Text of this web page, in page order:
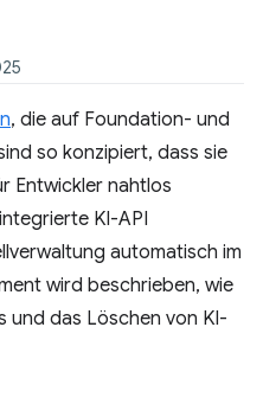
, die auf Foundation- und
so konzipiert, dass sie
Entwickler nahtlos
KI-API
automatisch im
wird beschrieben, wie
und das Löschen von KI-